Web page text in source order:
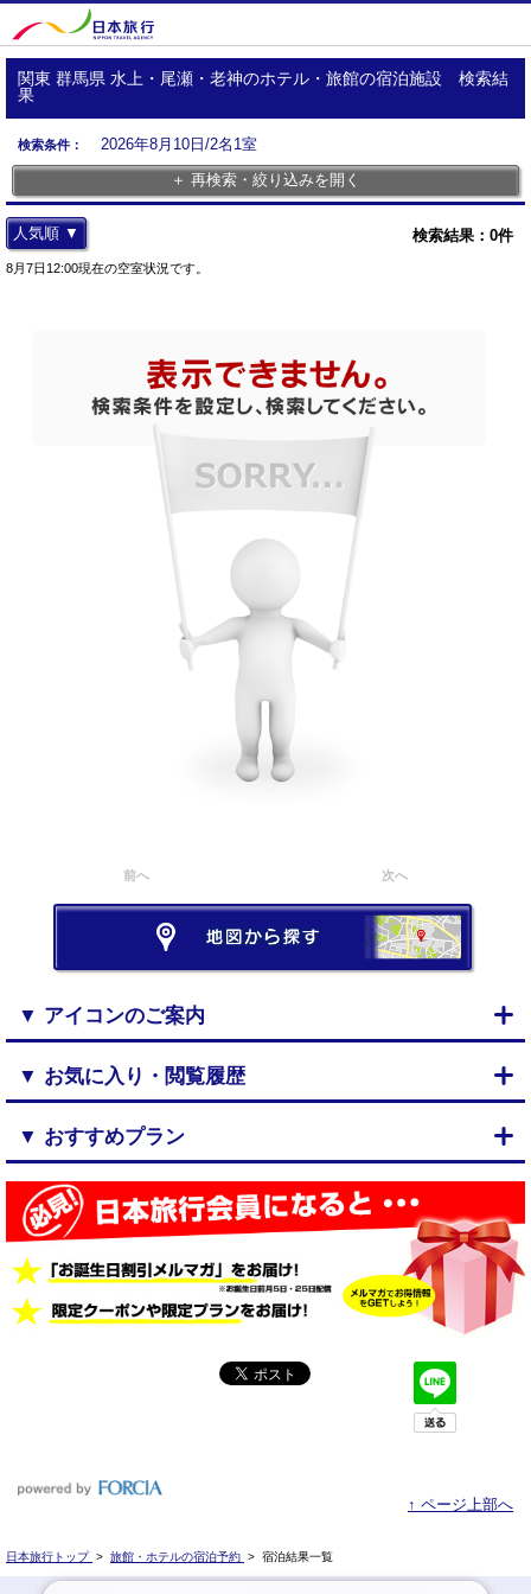
関東 群馬県 水上・尾瀬・老神のホテル・旅館の宿泊施設 検索結
果
検索条件：
2026年8月10日/2名1室
＋ 再検索・絞り込みを開く
検索結果： 0件
人気順 ▼
8月7日12:00現在の空室状況です。
前へ 次へ
▼ アイコンのご案内
▼ お気に入り・閲覧履歴
▼ おすすめプラン
↑ ページ上部へ
日本旅行トップ > 旅館・ホテルの宿泊予約 > 宿泊結果一覧